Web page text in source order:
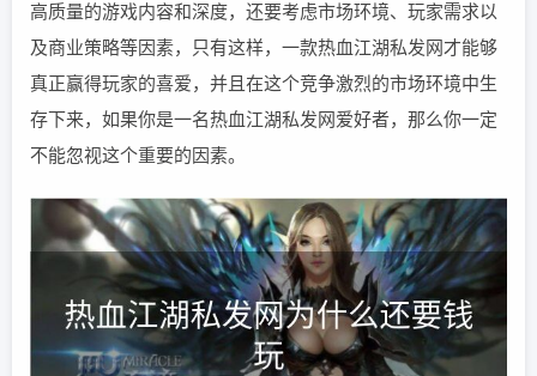
高质量的游戏内容和深度，还要考虑市场环境、玩家需求以
及商业策略等因素，只有这样，一款热血江湖私发网才能够
真正赢得玩家的喜爱，并且在这个竞争激烈的市场环境中生
存下来，如果你是一名热血江湖私发网爱好者，那么你一定
不能忽视这个重要的因素。